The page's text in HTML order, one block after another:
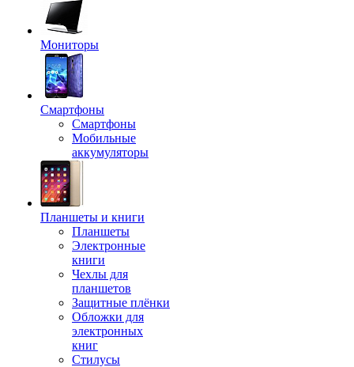
Мониторы
Смартфоны
Смартфоны
Мобильные
аккумуляторы
Планшеты и книги
Планшеты
Электронные
книги
Чехлы для
планшетов
Защитные плёнки
Обложки для
электронных
книг
Стилусы